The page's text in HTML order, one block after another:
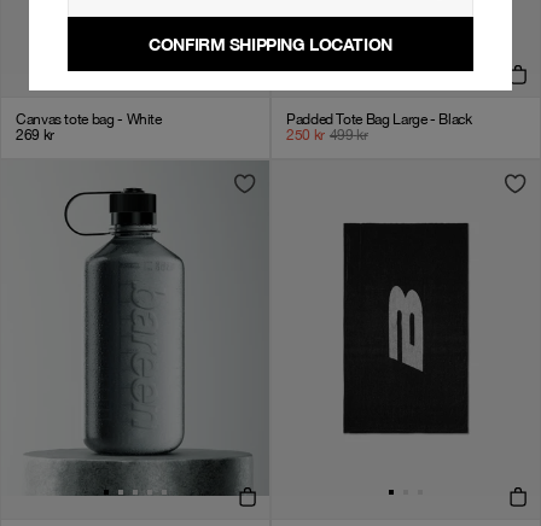
Canvas tote bag - White
269 kr
Padded Tote Bag Large - Black
250 kr 499kr
CONFIRM SHIPPING LOCATION